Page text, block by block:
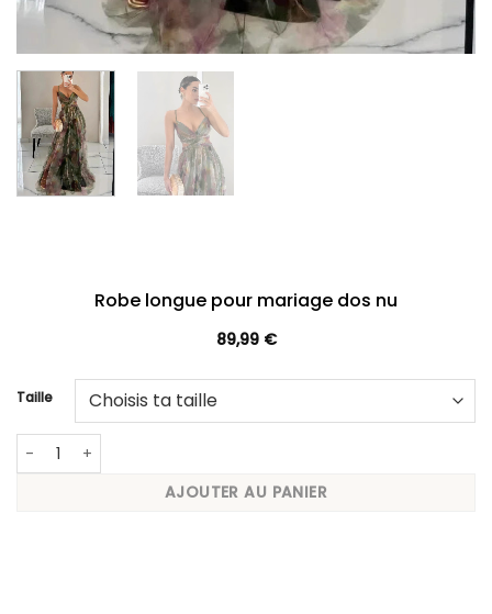
Robe longue pour mariage dos nu
89,99 €
Taille
quantité de Robe longue pour mariage dos nu
AJOUTER AU PANIER